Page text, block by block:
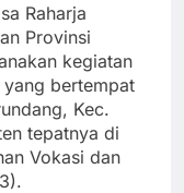
Raharja
Provinsi
kegiatan
yang bertempat
Kec.
tepatnya di
Vokasi dan